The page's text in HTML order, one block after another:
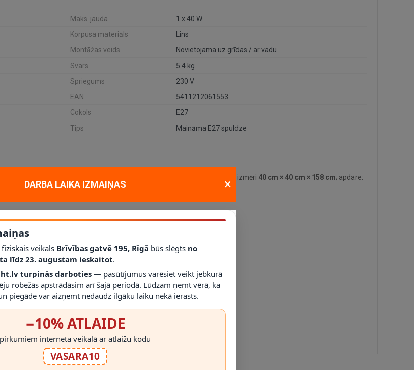
Maks. jauda
1 x 40 W
Korpusa materiāls
Lins
Montāžas veids
Novietojama uz grīdas / ar vadu
Svars
5.4 kg
Spriegums
230 V
EAN
5411212061553
Cokols
E27
Tips Maināma E27 spuldze
apgaismojumam mājoklī, dzīvoklī vai projektā. Galvenie tehniskie dati: izmēri 40 cm × 40 cm × 158 cm; apdare:
; aizsardzības klaseIP20.
iederēties mūsdienīgā interjerā.
droši izmantot.
novērtēt proporcijas un novietojumu.
DARBA LAIKA IZMAIŅAS ×
veikals Brīvības gatvē 195, Rīgā būs slēgts no
līdz 23. augustam ieskaitot.
turpinās darboties — pasūtījumus varēsiet veikt jebkurā
robežās apstrādāsim arī šajā periodā. Lūdzam ņemt vērā, ka
piegāde var aizņemt nedaudz ilgāku laiku nekā ierasts.
−10% ATLAIDE
pirkumiem interneta veikalā ar atlaižu kodu
VASARA10